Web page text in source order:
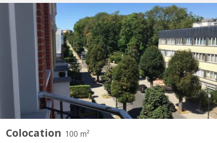
Colocation 100 m²
BK 20127
Colocation étudiant – appartement 3 chambres privatisées à
Anderlecht au Parc Astrid (proximité métro Veeweyde). ‼️
GARÇons uniquement car une chambre dÉJÀ LOUÉE - NON
MIXTE ‼️ Vous cherchez un kot étudiant confortable et bien situé ?
Nous proposons un appartement en colocation de 3 chambres
au 3e...